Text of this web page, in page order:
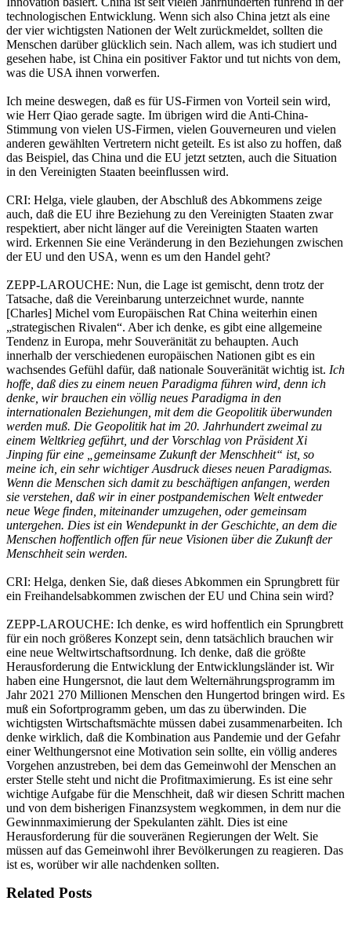
technologischen Entwicklung. Wenn sich also China jetzt als eine
der vier wichtigsten Nationen der Welt zurückmeldet, sollten die
Menschen darüber glücklich sein. Nach allem, was ich studiert und
gesehen habe, ist China ein positiver Faktor und tut nichts von dem,
was die USA ihnen vorwerfen.
Ich meine deswegen, daß es für US-Firmen von Vorteil sein wird,
wie Herr Qiao gerade sagte. Im übrigen wird die Anti-China-
Stimmung von vielen US-Firmen, vielen Gouverneuren und vielen
anderen gewählten Vertretern nicht geteilt. Es ist also zu hoffen, daß
das Beispiel, das China und die EU jetzt setzten, auch die Situation
in den Vereinigten Staaten beeinflussen wird.
CRI: Helga, viele glauben, der Abschluß des Abkommens zeige
auch, daß die EU ihre Beziehung zu den Vereinigten Staaten zwar
respektiert, aber nicht länger auf die Vereinigten Staaten warten
wird. Erkennen Sie eine Veränderung in den Beziehungen zwischen
der EU und den USA, wenn es um den Handel geht?
ZEPP-LAROUCHE: Nun, die Lage ist gemischt, denn trotz der
Tatsache, daß die Vereinbarung unterzeichnet wurde, nannte
[Charles] Michel vom Europäischen Rat China weiterhin einen
„strategischen Rivalen“. Aber ich denke, es gibt eine allgemeine
Tendenz in Europa, mehr Souveränität zu behaupten. Auch
innerhalb der verschiedenen europäischen Nationen gibt es ein
wachsendes Gefühl dafür, daß nationale Souveränität wichtig ist. Ich
hoffe, daß dies zu einem neuen Paradigma führen wird, denn ich
denke, wir brauchen ein völlig neues Paradigma in den
internationalen Beziehungen, mit dem die Geopolitik überwunden
werden muß. Die Geopolitik hat im 20. Jahrhundert zweimal zu
einem Weltkrieg geführt, und der Vorschlag von Präsident Xi
Jinping für eine „gemeinsame Zukunft der Menschheit“ ist, so
meine ich, ein sehr wichtiger Ausdruck dieses neuen Paradigmas.
Wenn die Menschen sich damit zu beschäftigen anfangen, werden
sie verstehen, daß wir in einer postpandemischen Welt entweder
neue Wege finden, miteinander umzugehen, oder gemeinsam
untergehen. Dies ist ein Wendepunkt in der Geschichte, an dem die
Menschen hoffentlich offen für neue Visionen über die Zukunft der
Menschheit sein werden.
CRI: Helga, denken Sie, daß dieses Abkommen ein Sprungbrett für
ein Freihandelsabkommen zwischen der EU und China sein wird?
ZEPP-LAROUCHE: Ich denke, es wird hoffentlich ein Sprungbrett
für ein noch größeres Konzept sein, denn tatsächlich brauchen wir
eine neue Weltwirtschaftsordnung. Ich denke, daß die größte
Herausforderung die Entwicklung der Entwicklungsländer ist. Wir
haben eine Hungersnot, die laut dem Welternährungsprogramm im
Jahr 2021 270 Millionen Menschen den Hungertod bringen wird. Es
muß ein Sofortprogramm geben, um das zu überwinden. Die
wichtigsten Wirtschaftsmächte müssen dabei zusammenarbeiten. Ich
denke wirklich, daß die Kombination aus Pandemie und der Gefahr
einer Welthungersnot eine Motivation sein sollte, ein völlig anderes
Vorgehen anzustreben, bei dem das Gemeinwohl der Menschen an
erster Stelle steht und nicht die Profitmaximierung. Es ist eine sehr
wichtige Aufgabe für die Menschheit, daß wir diesen Schritt machen
und von dem bisherigen Finanzsystem wegkommen, in dem nur die
Gewinnmaximierung der Spekulanten zählt. Dies ist eine
Herausforderung für die souveränen Regierungen der Welt. Sie
müssen auf das Gemeinwohl ihrer Bevölkerungen zu reagieren. Das
ist es, worüber wir alle nachdenken sollten.
Related Posts